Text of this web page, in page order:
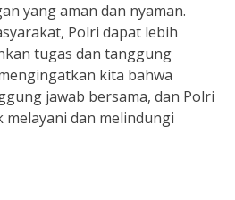
yang aman dan nyaman.
Polri dapat lebih
tugas dan tanggung
kita bahwa
jawab bersama, dan Polri
dan melindungi